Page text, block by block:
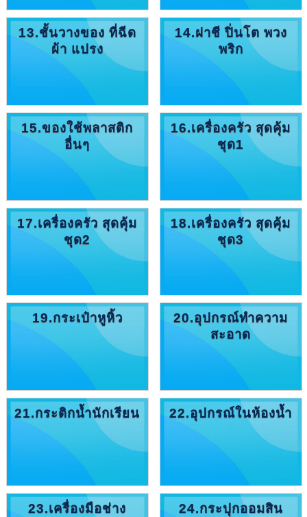
13.ชั้นวางของ ที่ฉีด
ผ้า แปรง
14.ฝาชี ปิ่นโต พวง
พริก
15.ของใช้พลาสติก
อื่นๆ
16.เครื่องครัว สุดคุ้ม
ชุด1
17.เครื่องครัว สุดคุ้ม
ชุด2
18.เครื่องครัว สุดคุ้ม
ชุด3
19.กระเป๋าหูหิ้ว
20.อุปกรณ์ทำความ
สะอาด
21.กระติกน้ำนักเรียน 22.อุปกรณ์ในห้องน้ำ
23.เครื่องมือช่าง
24.กระปุกออมสิน